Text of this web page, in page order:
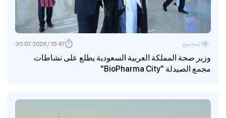
وزير صحة المملكة العربية السعودية يطلع على نشاطات
مجمع الصيدلة "BioPharma City"
المجتمع 15:47 / 30.07.2026